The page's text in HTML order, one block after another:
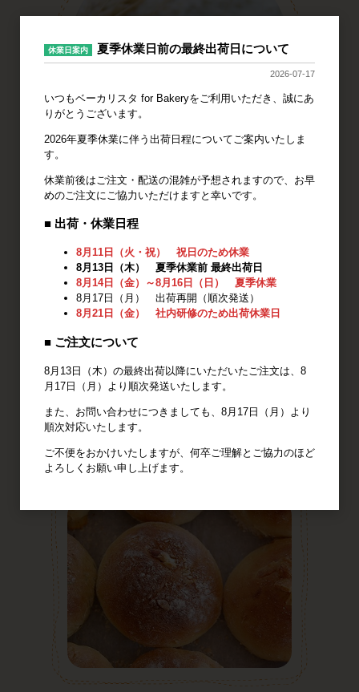
「初冬まき」技術と生産者の
「努力」により復活
そこで開発されたのが、究極の早まきとも言える「初冬
壌が凍らない限られた地域です。
休業日案内 夏季休業日前の最終出荷日について
2026-07-17
いつもベーカリスタ for Bakeryをご利用いただき、誠にあ
りがとうございます。
2026年夏季休業に伴う出荷日程についてご案内いたしま
す。
休業前後はご注文・配送の混雑が予想されますので、お早
めのご注文にご協力いただけますと幸いです。
■ 出荷・休業日程
8月11日（火・祝） 祝日のため休業
8月13日（木） 夏季休業前 最終出荷日
8月14日（金）～8月16日（日） 夏季休業
8月17日（月） 出荷再開（順次発送）
8月21日（金） 社内研修のため出荷休業日
■ ご注文について
8月13日（木）の最終出荷以降にいただいたご注文は、8
月17日（月）より順次発送いたします。
また、お問い合わせにつきましても、8月17日（月）より
順次対応いたします。
ご不便をおかけいたしますが、何卒ご理解とご協力のほど
よろしくお願い申し上げます。